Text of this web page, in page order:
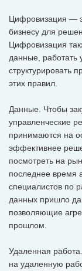
Цифровизация —
бизнесу для
Цифровизация
данные, работать
структурировать
этих правил.
Данные. Чтобы
управленческие
принимаются на
эффективнее
посмотреть на
последнее время
специалистов по
данных пришло
позволяющие
прошлом.
Удаленная
на удаленную